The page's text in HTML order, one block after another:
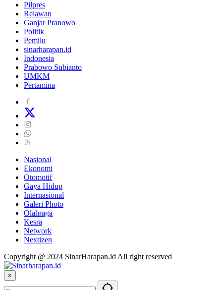
Pilpres
Relawan
Ganjar Pranowo
Politik
Pemilu
sinarharapan.id
Indonesia
Prabowo Subianto
UMKM
Pertamina
Nasional
Ekonomi
Otomotif
Gaya Hidup
Internasional
Galeri Photo
Olahraga
Kesra
Network
Nextizen
Copyright @ 2024 SinarHarapan.id All right reserved
×